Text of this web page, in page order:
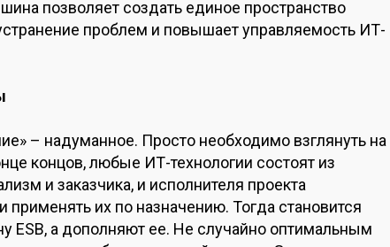
позволяет создать единое пространство
проблем и повышает управляемость ИТ-
– надуманное. Просто необходимо взглянуть на
концов, любые ИТ-технологии состоят из
и заказчика, и исполнителя проекта
их по назначению. Тогда становится
ESB, а дополняют ее. Не случайно оптимальным